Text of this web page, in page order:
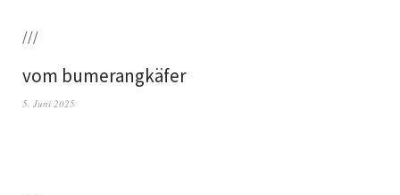
///
vom bumerangkäfer
5. Juni 2025